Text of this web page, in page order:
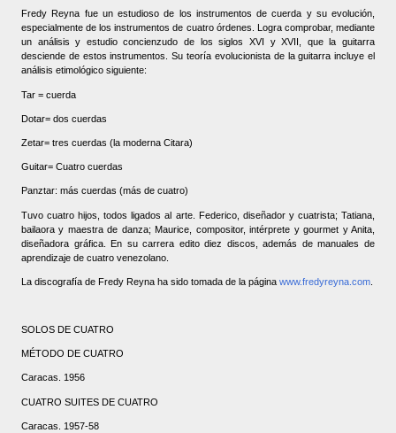
Fredy Reyna fue un estudioso de los instrumentos de cuerda y su evolución,
especialmente de los instrumentos de cuatro órdenes. Logra comprobar, mediante
un análisis y estudio concienzudo de los siglos XVI y XVII, que la guitarra
desciende de estos instrumentos. Su teoría evolucionista de la guitarra incluye el
análisis etimológico siguiente:
Tar = cuerda
Dotar= dos cuerdas
Zetar= tres cuerdas (la moderna Citara)
Guitar= Cuatro cuerdas
Panztar: más cuerdas (más de cuatro)
Tuvo cuatro hijos, todos ligados al arte. Federico, diseñador y cuatrista; Tatiana,
bailaora y maestra de danza; Maurice, compositor, intérprete y gourmet y Anita,
diseñadora gráfica. En su carrera edito diez discos, además de manuales de
aprendizaje de cuatro venezolano.
La discografía de Fredy Reyna ha sido tomada de la página www.fredyreyna.com
SOLOS DE CUATRO
MÉTODO DE CUATRO
Caracas. 1956
CUATRO SUITES DE CUATRO
Caracas. 1957-58